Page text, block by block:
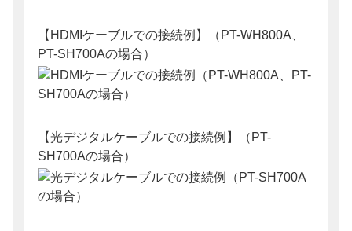
【HDMIケーブルでの接続例】（PT-WH800A、
PT-SH700Aの場合）
【光デジタルケーブルでの接続例】（PT-
SH700Aの場合）